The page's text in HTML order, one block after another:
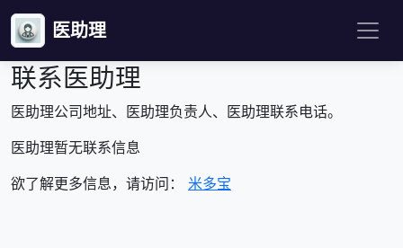
医助理
联系医助理
医助理公司地址、医助理负责人、医助理联系电话。
医助理暂无联系信息
欲了解更多信息，请访问： 米多宝